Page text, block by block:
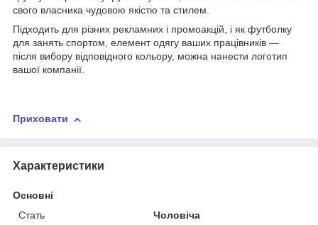
свого власника чудовою якістю та стилем.
Підходить для різних рекламних і промоакцій, і як футболку
для занять спортом, елемент одягу ваших працівників —
після вибору відповідного кольору, можна нанести логотип
вашої компанії.
Приховати
Характеристики
Основні
Стать
Чоловіча